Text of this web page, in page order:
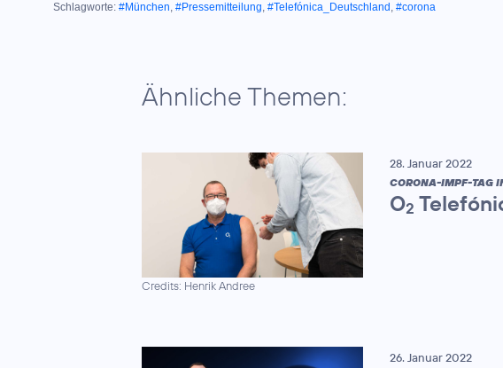
Schlagworte: #München, #Pressemitteilung, #Telefónica_Deutschland , #corona
Ähnliche Themen:
Credits: Henrik Andree
28. Januar 2022
CORONA-IMPF-TAG
O2
26. Januar 2022